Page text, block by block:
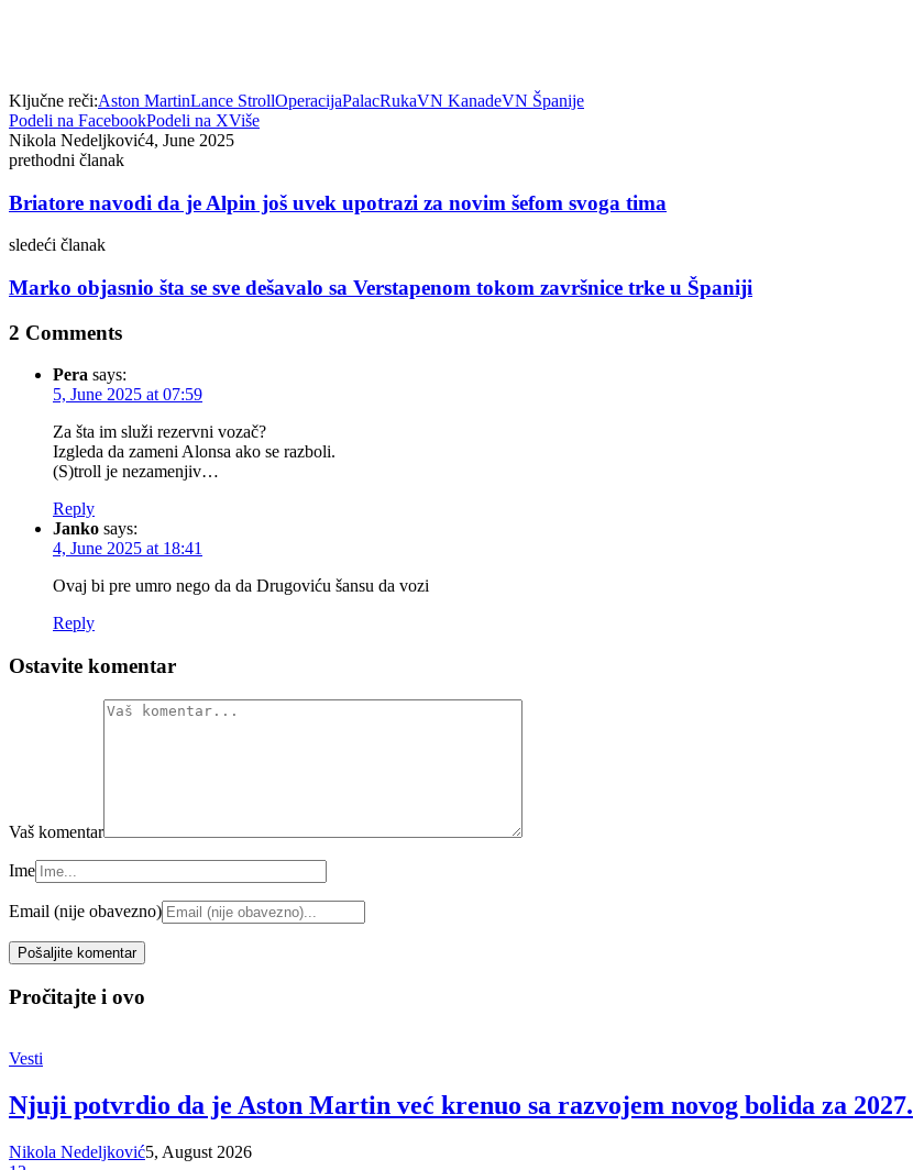
Ključne reči:Aston MartinLance StrollOperacijaPalacRukaVN KanadeVN Španije
Podeli na FacebookPodeli na XViše
Nikola Nedeljković4, June 2025
prethodni članak
Briatore navodi da je Alpin još uvek upotrazi za novim šefom svoga tima
sledeći članak
Marko objasnio šta se sve dešavalo sa Verstapenom tokom završnice trke u Španiji
2 Comments
Pera says:
5, June 2025 at 07:59
Za šta im služi rezervni vozač?
Izgleda da zameni Alonsa ako se razboli.
(S)troll je nezamenjiv…
Reply
Janko says:
4, June 2025 at 18:41
Ovaj bi pre umro nego da da Drugoviću šansu da vozi
Reply
Ostavite komentar
Vaš komentar
Ime
Email (nije obavezno)
Pročitajte i ovo
Vesti
Njuji potvrdio da je Aston Martin već krenuo sa razvojem novog bolida za 2027.
Nikola Nedeljković5, August 2026